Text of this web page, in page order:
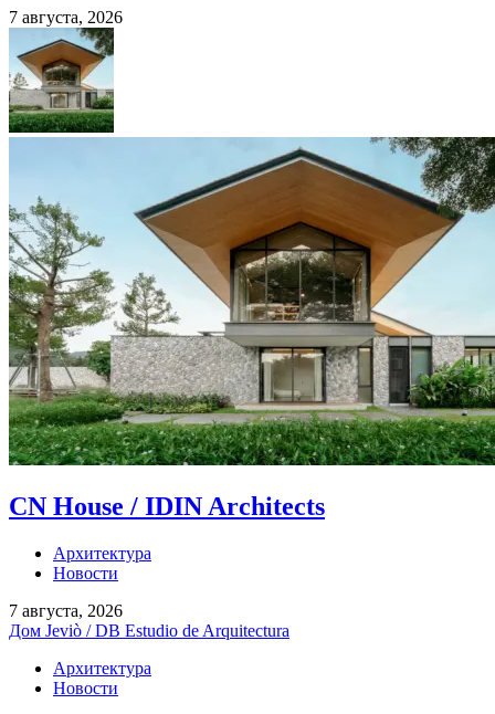
7 августа, 2026
CN House / IDIN Architects
Архитектура
Новости
7 августа, 2026
Дом Jeviò / DB Estudio de Arquitectura
Архитектура
Новости